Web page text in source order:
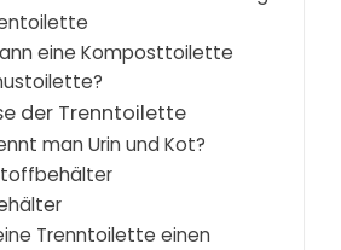
eine Komposttoilette
der Trenntoilette
man Urin und Kot?
Trenntoilette einen